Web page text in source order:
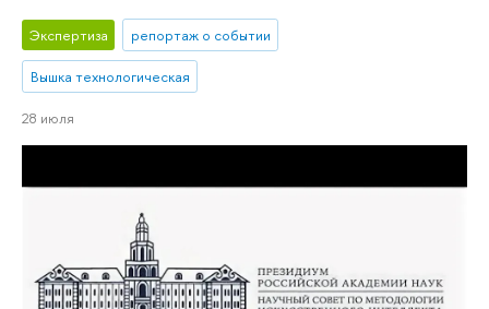
Экспертиза репортаж о событии
Вышка технологическая
28 июля